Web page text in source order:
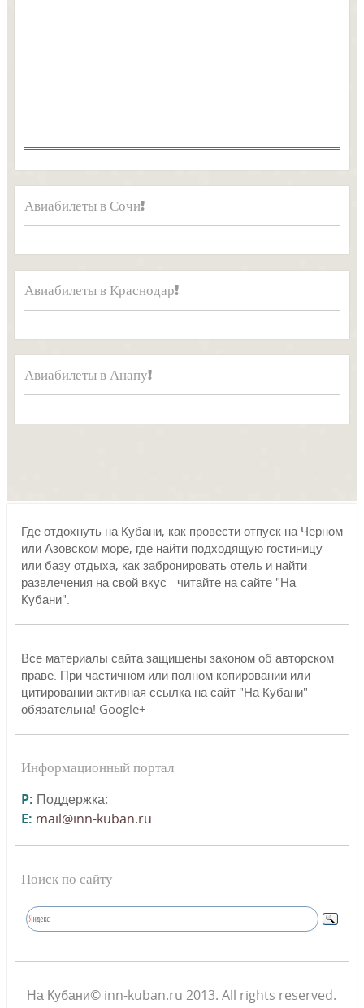
Авиабилеты в Сочи!
Авиабилеты в Краснодар!
Авиабилеты в Анапу!
Где отдохнуть на Кубани, как провести отпуск на Черном
или Азовском море, где найти подходящую гостиницу
или базу отдыха, как забронировать отель и найти
развлечения на свой вкус - читайте на сайте "На
Кубани".
Все материалы сайта защищены законом об авторском
праве. При частичном или полном копировании или
цитировании активная ссылка на сайт "На Кубани"
обязательна! Google+
Информационный портал
P: Поддержка:
E: mail@inn-kuban.ru
Поиск по сайту
На Кубани© inn-kuban.ru 2013. All rights reserved.